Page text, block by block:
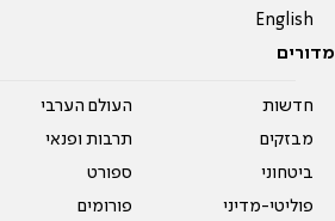
English
מדורים
חדשות
מבזקים
ביטחוני
פוליטי-מדיני
העולם הערבי
תרבות ופנאי
ספורט
פורומים